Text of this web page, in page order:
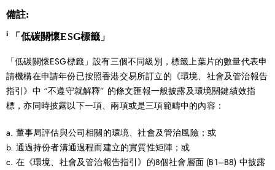
備註:
i 「低碳關懷ESG標籤」
「低碳關懷ESG標籤」設有三個不同級別，標籤上葉片的數量代表申
請機構在申請年份已按照香港交易所訂立的《環境、社會及管治報告
指引》中 “不遵守就解釋” 的條文匯報一般披露及環境關鍵績效指
標，亦同時披露以下一項、兩項或是三項範疇中的內容：
a. 董事局評估與公司相關的環境、社會及管治風險；或
b. 通過持份者溝通過程而建立的實質性矩陣；或
c. 在《環境、社會及管治報告指引》的8個社會層面 (B1–B8) 中披露